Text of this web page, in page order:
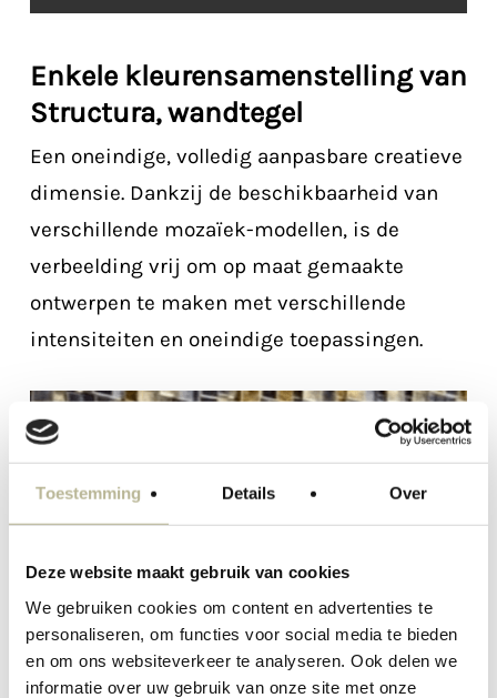
Toestemming Details Over
Deze website maakt gebruik van cookies
We gebruiken cookies om content en advertenties te
personaliseren, om functies voor social media te bieden
en om ons websiteverkeer te analyseren. Ook delen we
informatie over uw gebruik van onze site met onze
Enkele kleurensamenstelling van
Structura, wandtegel
Een oneindige, volledig aanpasbare creatieve
dimensie. Dankzij de beschikbaarheid van
verschillende mozaïek-modellen, is de
verbeelding vrij om op maat gemaakte
ontwerpen te maken met verschillende
intensiteiten en oneindige toepassingen.